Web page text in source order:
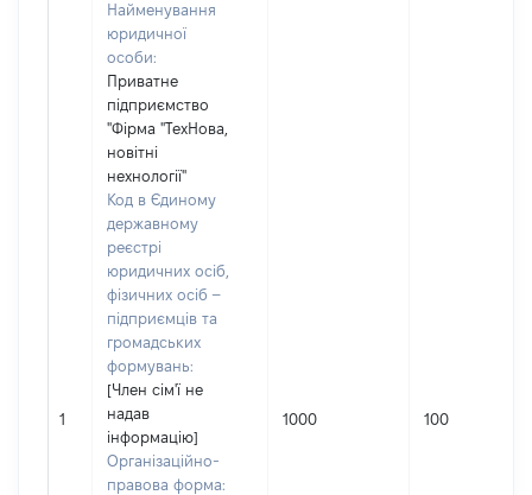
1
Найменування
юридичної
особи:
Приватне
підприємство
"Фірма "ТехНова,
новітні
нехнології"
Код в Єдиному
державному
реєстрі
юридичних осіб,
фізичних осіб –
підприємців та
громадських
формувань:
[Член сім'ї не
надав
інформацію]
Організаційно-
правова форма:
1000 100